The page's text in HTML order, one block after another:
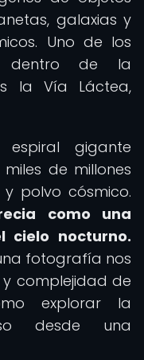
galaxias y
Uno de los
dentro de la
la Vía Láctea,
gigante
de millones
polvo cósmico.
como una
cielo nocturno.
fotografía nos
complejidad de
explorar la
desde una